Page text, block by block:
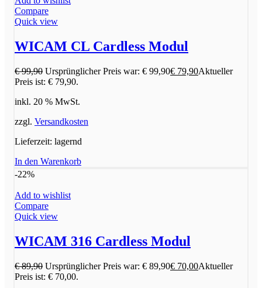
Compare
Quick view
WICAM CL Cardless Modul
€99,90 Ursprünglicher Preis war: € 99,90€ 79,90Aktueller
Preis ist: € 79,90.
inkl. 20 % MwSt.
zzgl. Versandkosten
Lieferzeit: lagernd
In den Warenkorb
-22%
Add to wishlist
Compare
Quick view
WICAM 316 Cardless Modul
€89,90 Ursprünglicher Preis war: € 89,90€ 70,00Aktueller
Preis ist: € 70,00.